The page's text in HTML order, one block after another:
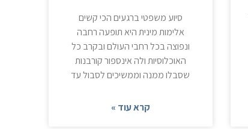
סיוע משפטי ברגעים הכי קשים
אלימות מינית היא תופעה רחבה
ונפוצה בכל רחבי העולם ובקרב כל
האוכלוסיות ולה אינספור קורבנות
שסבלו ממנה וממשיכים לסבול עד
קרא עוד »